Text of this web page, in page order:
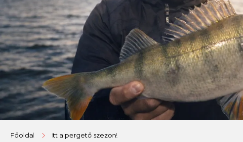
Főoldal Itt a pergető szezon!